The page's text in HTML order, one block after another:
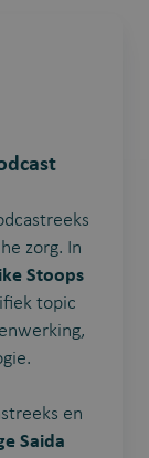
zorg. In
Stoops
topic
en
Saida